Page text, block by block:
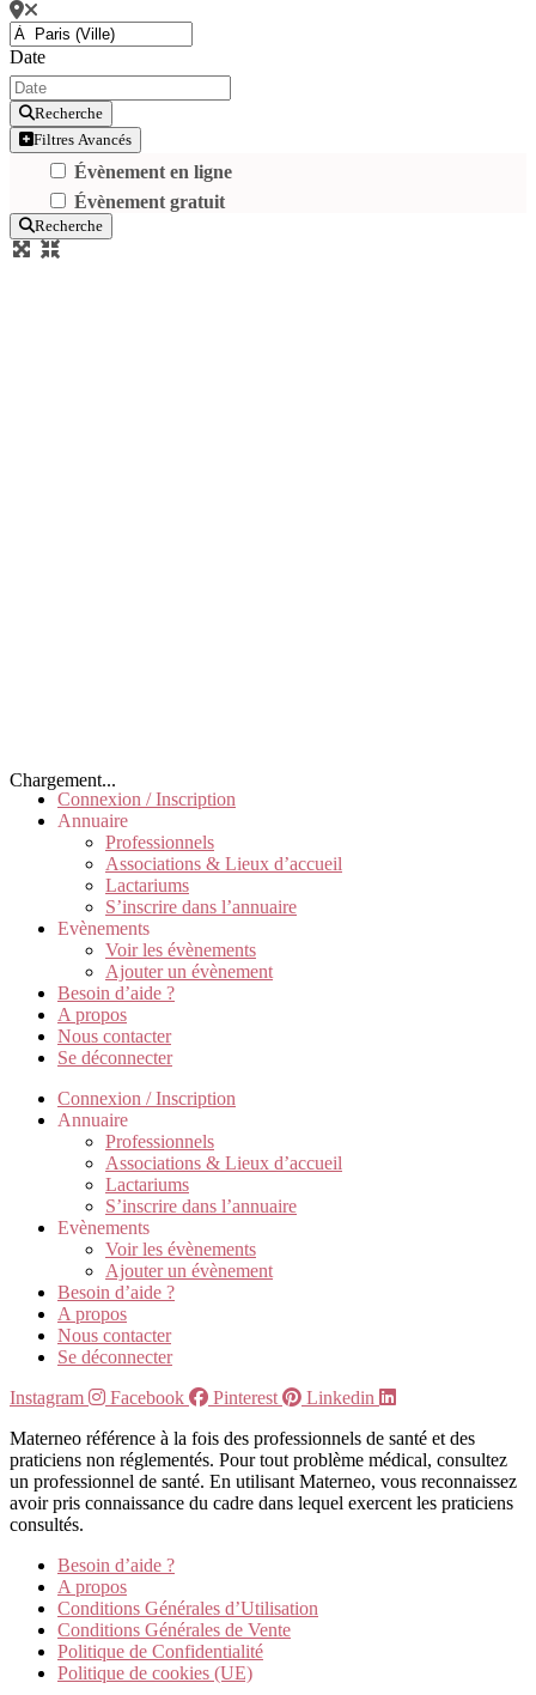
Date
Recherche
Filtres Avancés
Évènement en ligne
Évènement gratuit
Recherche
Chargement...
Connexion / Inscription
Annuaire
Professionnels
Associations & Lieux d’accueil
Lactariums
S’inscrire dans l’annuaire
Evènements
Voir les évènements
Ajouter un évènement
Besoin d’aide ?
A propos
Nous contacter
Se déconnecter
Connexion / Inscription
Annuaire
Professionnels
Associations & Lieux d’accueil
Lactariums
S’inscrire dans l’annuaire
Evènements
Voir les évènements
Ajouter un évènement
Besoin d’aide ?
A propos
Nous contacter
Se déconnecter
Instagram
Facebook Pinterest
Linkedin
Materneo référence à la fois des professionnels de santé et des
praticiens non réglementés. Pour tout problème médical, consultez
un professionnel de santé. En utilisant Materneo, vous reconnaissez
avoir pris connaissance du cadre dans lequel exercent les praticiens
consultés.
Besoin d’aide ?
A propos
Conditions Générales d’Utilisation
Conditions Générales de Vente
Politique de Confidentialité
Politique de cookies (UE)